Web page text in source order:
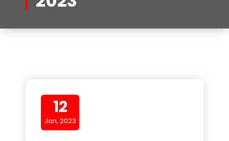
12
Jan, 2023